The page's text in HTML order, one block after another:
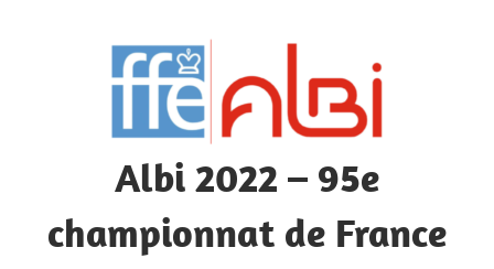
Albi 2022 – 95e
championnat de France